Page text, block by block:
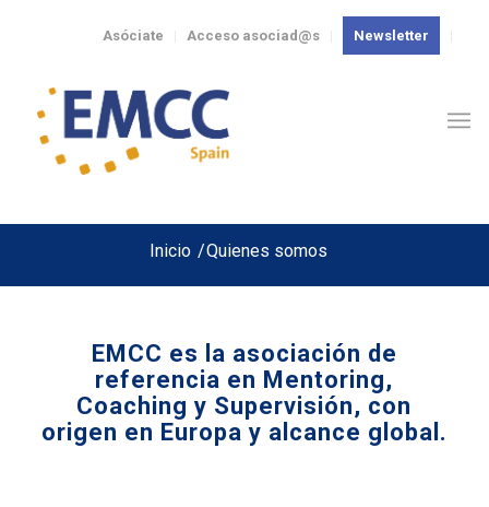
Newsletter
Acceso asociad@s
Asóciate
Inicio /Quienes somos
EMCC es la asociación de
referencia en Mentoring,
Coaching y Supervisión, con
origen en Europa y alcance global.